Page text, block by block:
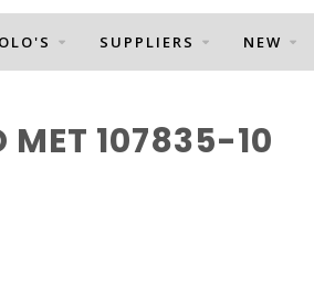
SUPPLIERS NEW
MET 107835-10